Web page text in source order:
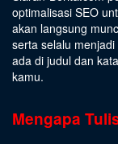
optimalisasi SEO
akan langsung
serta selalu
ada di judul dan
kamu.
Mengapa